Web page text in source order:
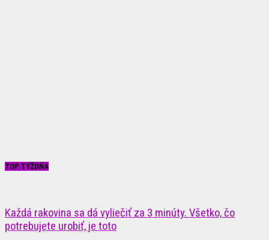
TOP TÝŽDŇA
Každá rakovina sa dá vyliečiť za 3 minúty. Všetko, čo
potrebujete urobiť, je toto